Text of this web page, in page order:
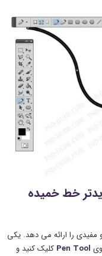
خط خمیده
و مفیدی را ارائه می دهد. یکی
Pen Tool کلیک کنید و